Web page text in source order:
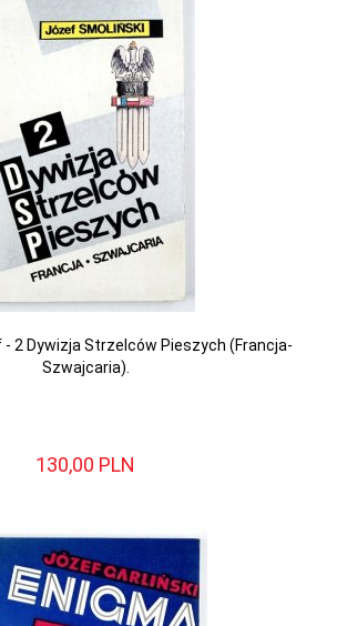
- 2 Dywizja Strzelców Pieszych (Francja-
Szwajcaria).
130,00 PLN